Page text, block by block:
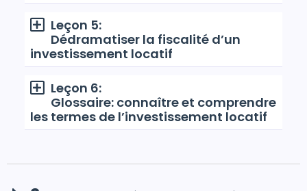
Leçon 5:
Dédramatiser la fiscalité d’un
investissement locatif
Leçon 6:
Glossaire: connaître et comprendre
les termes de l’investissement locatif